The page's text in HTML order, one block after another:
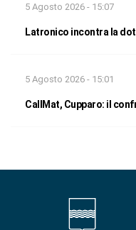
5 Agosto 2026 - 15:07
Latronico incontra la
5 Agosto 2026 - 15:01
CallMat, Cupparo: il